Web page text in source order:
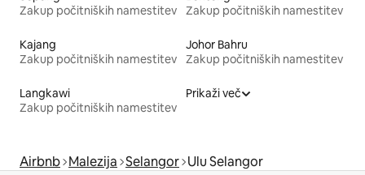
Zakup počitniških namestitev
Zakup počitniških namestitev
Kajang
Zakup počitniških namestitev
Johor Bahru
Zakup počitniških namestitev
Langkawi
Zakup počitniških namestitev
Prikaži več
Airbnb Malezija Selangor Ulu Selangor